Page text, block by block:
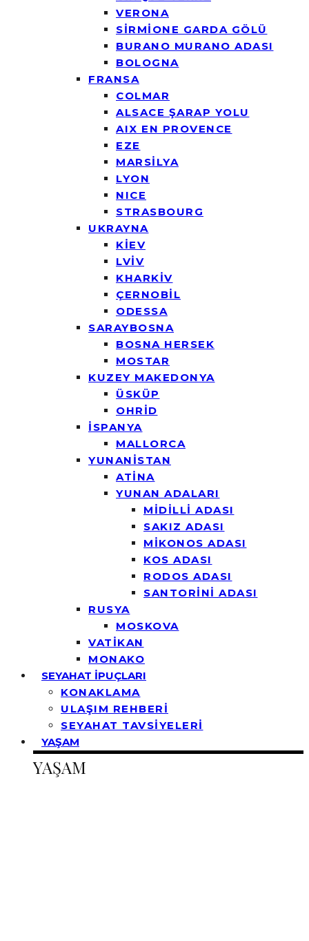
VERONA
SİRMİONE GARDA GÖLÜ
BURANO MURANO ADASI
BOLOGNA
FRANSA
COLMAR
ALSACE ŞARAP YOLU
AIX EN PROVENCE
EZE
MARSİLYA
LYON
NICE
STRASBOURG
UKRAYNA
KİEV
LVİV
KHARKİV
ÇERNOBİL
ODESSA
SARAYBOSNA
BOSNA HERSEK
MOSTAR
KUZEY MAKEDONYA
ÜSKÜP
OHRİD
İSPANYA
MALLORCA
YUNANİSTAN
ATİNA
YUNAN ADALARI
MİDİLLİ ADASI
SAKIZ ADASI
MİKONOS ADASI
KOS ADASI
RODOS ADASI
SANTORİNİ ADASI
RUSYA
MOSKOVA
VATİKAN
MONAKO
SEYAHAT İPUÇLARI
KONAKLAMA
ULAŞIM REHBERİ
SEYAHAT TAVSİYELERİ
YAŞAM
YAŞAM